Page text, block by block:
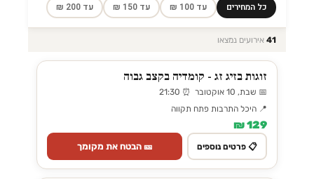
כל המחירים עד 100 ₪ עד 150 ₪ עד 200 ₪
41 אירועים נמצאו
זוגות בזיג זג - קומדיה בקצב גבוה
📅 שבת, 10 אוקטובר ⏰ 21:30
📍 היכל התרבות פתח תקווה
129 ₪
📋 פרטים נוספים 🎫 הבטח את מקומך